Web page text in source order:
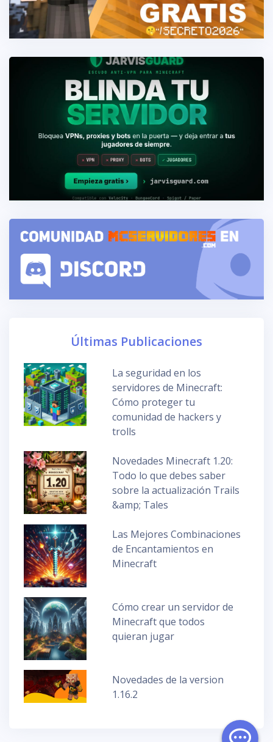
Últimas Publicaciones
La seguridad en los
servidores de Minecraft:
Cómo proteger tu
comunidad de hackers y
trolls
Novedades Minecraft 1.20:
Todo lo que debes saber
sobre la actualización Trails
&amp; Tales
Las Mejores Combinaciones
de Encantamientos en
Minecraft
Cómo crear un servidor de
Minecraft que todos
quieran jugar
Novedades de la version
1.16.2